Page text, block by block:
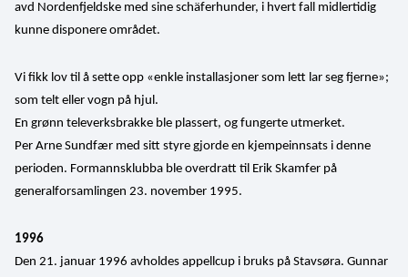
avd Nordenfjeldske med sine schäferhunder, i hvert fall midlertidig
kunne disponere området.
Vi fikk lov til å sette opp «enkle installasjoner som lett lar seg fjerne»;
som telt eller vogn på hjul.
En grønn televerksbrakke ble plassert, og fungerte utmerket.
Per Arne Sundfær med sitt styre gjorde en kjempeinnsats i denne
perioden. Formannsklubba ble overdratt til Erik Skamfer på
generalforsamlingen 23. november 1995.
1996
Den 21. januar 1996 avholdes appellcup i bruks på Stavsøra. Gunnar